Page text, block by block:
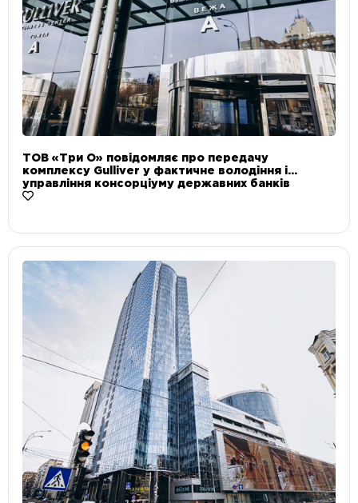
ТОВ «Три О» повідомляє про передачу
комплексу Gulliver у фактичне володіння і
управління консорціуму державних банків